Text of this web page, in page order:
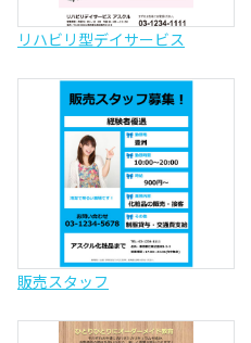
リハビリ型デイサービス
販売スタッフ